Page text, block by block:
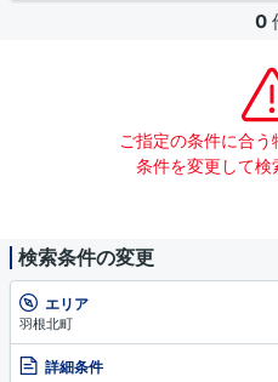
0
ご指定の条件に合う
条件を変更して検
検索条件の変更
エリア
羽根北町
詳細条件